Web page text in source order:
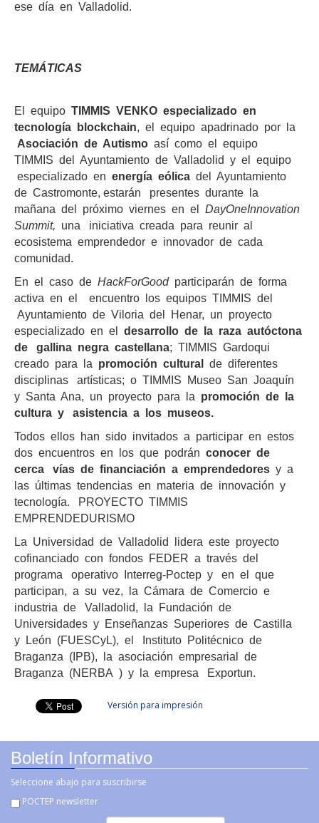
ese día en Valladolid.
TEMÁTICAS
El equipo TIMMIS VENKO especializado en
tecnología blockchain, el equipo apadrinado por la
Asociación de Autismo así como el equipo
TIMMIS del Ayuntamiento de Valladolid y el equipo
especializado en energía eólica del Ayuntamiento
de Castromonte, estarán presentes durante la
mañana del próximo viernes en el DayOneInnovation
Summit, una iniciativa creada para reunir al
ecosistema emprendedor e innovador de cada
comunidad.
En el caso de HackForGoodparticiparán de forma
activa en el encuentro los equipos TIMMIS del
Ayuntamiento de Viloria del Henar, un proyecto
especializado en el desarrollo de la raza autóctona
de gallina negra castellana; TIMMIS Gardoqui
creado para la promoción cultural de diferentes
disciplinas artísticas; o TIMMIS Museo San Joaquín
y Santa Ana, un proyecto para la promoción de la
cultura y asistencia a los museos.
Todos ellos han sido invitados a participar en estos
dos encuentros en los que podrán conocer de
cerca vías de financiación a emprendedores y a
las últimas tendencias en materia de innovación y
tecnología. PROYECTO TIMMIS
EMPRENDEDURISMO
La Universidad de Valladolid lidera este proyecto
cofinanciado con fondos FEDER a través del
programa operativo Interreg-­Poctep y en el que
participan, a su vez, la Cámara de Comercio e
industria de Valladolid, la Fundación de
Universidades y Enseñanzas Superiores de Castilla
y León (FUESCyL), el Instituto Politécnico de
Braganza (IPB), la asociación empresarial de
Braganza (NERBA ) y la empresa Exportun.
Facebook Like Linkedin Share Button
Versión para impresión
Boletín Informativo
Seleccione abajo para suscribirse
POCTEP newsletter